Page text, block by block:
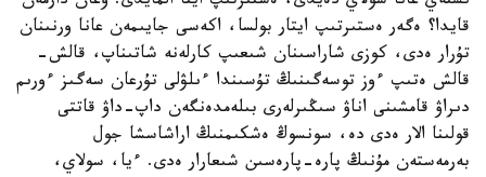
قايدا؟ ەگەر ەستىرتىپ ايتار بولسا، اكەسى جايىمەن عانا ورنىنان
تۇرار ەدى، كوزى شاراسىنان شىعىپ كارلەنە شاتىناپ، قالش-
قالش ەتىپ ءوز توسەگىنىڭ تۇسىندا ءىلۋلى تۇرعان سەگىز ءورىم
دىراۋ قامشىنى اناۋ سىڭىرلەرى بىلەمدەنگەن داپ-داۋ قاتتى
قولىنا الار ەدى دە، سونسوڭ ەشكىمنىڭ اراشاسشا جول
بەرمەستەن مۇنىڭ پارە-پارەسىن شىعارار ەدى. ءيا، سولاي،